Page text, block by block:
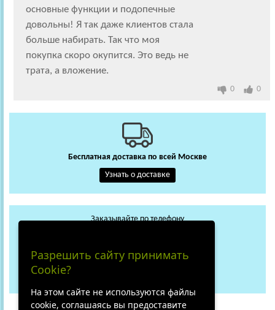
основные функции и подопечные
довольны! Я так даже клиентов стала
больше набирать. Так что моя
покупка скоро окупится. Это ведь не
трата, а вложение.
0 0
Бесплатная доставка по всей Москве
Узнать о доставке
Заказывайте по телефону
+7 (919) 018-29-56
Разрешить сайту принимать
Cookie?
На этом сайте не используются файлы
cookie, соглашаясь вы предоставите